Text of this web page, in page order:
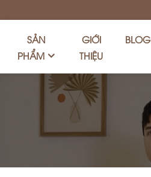
SẢN
PHẨM
GIỚI
THIỆU
BLOG